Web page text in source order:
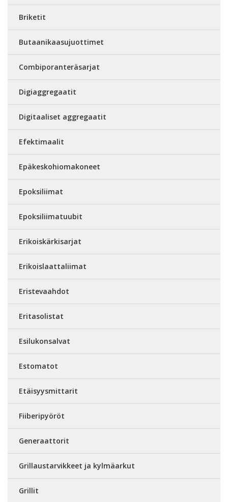
Briketit
Butaanikaasujuottimet
Combiporanteräsarjat
Digiaggregaatit
Digitaaliset aggregaatit
Efektimaalit
Epäkeskohiomakoneet
Epoksiliimat
Epoksiliimatuubit
Erikoiskärkisarjat
Erikoislaattaliimat
Eristevaahdot
Eritasolistat
Esilukonsalvat
Estomatot
Etäisyysmittarit
Fiiberipyöröt
Generaattorit
Grillaustarvikkeet ja kylmäarkut
Grillit